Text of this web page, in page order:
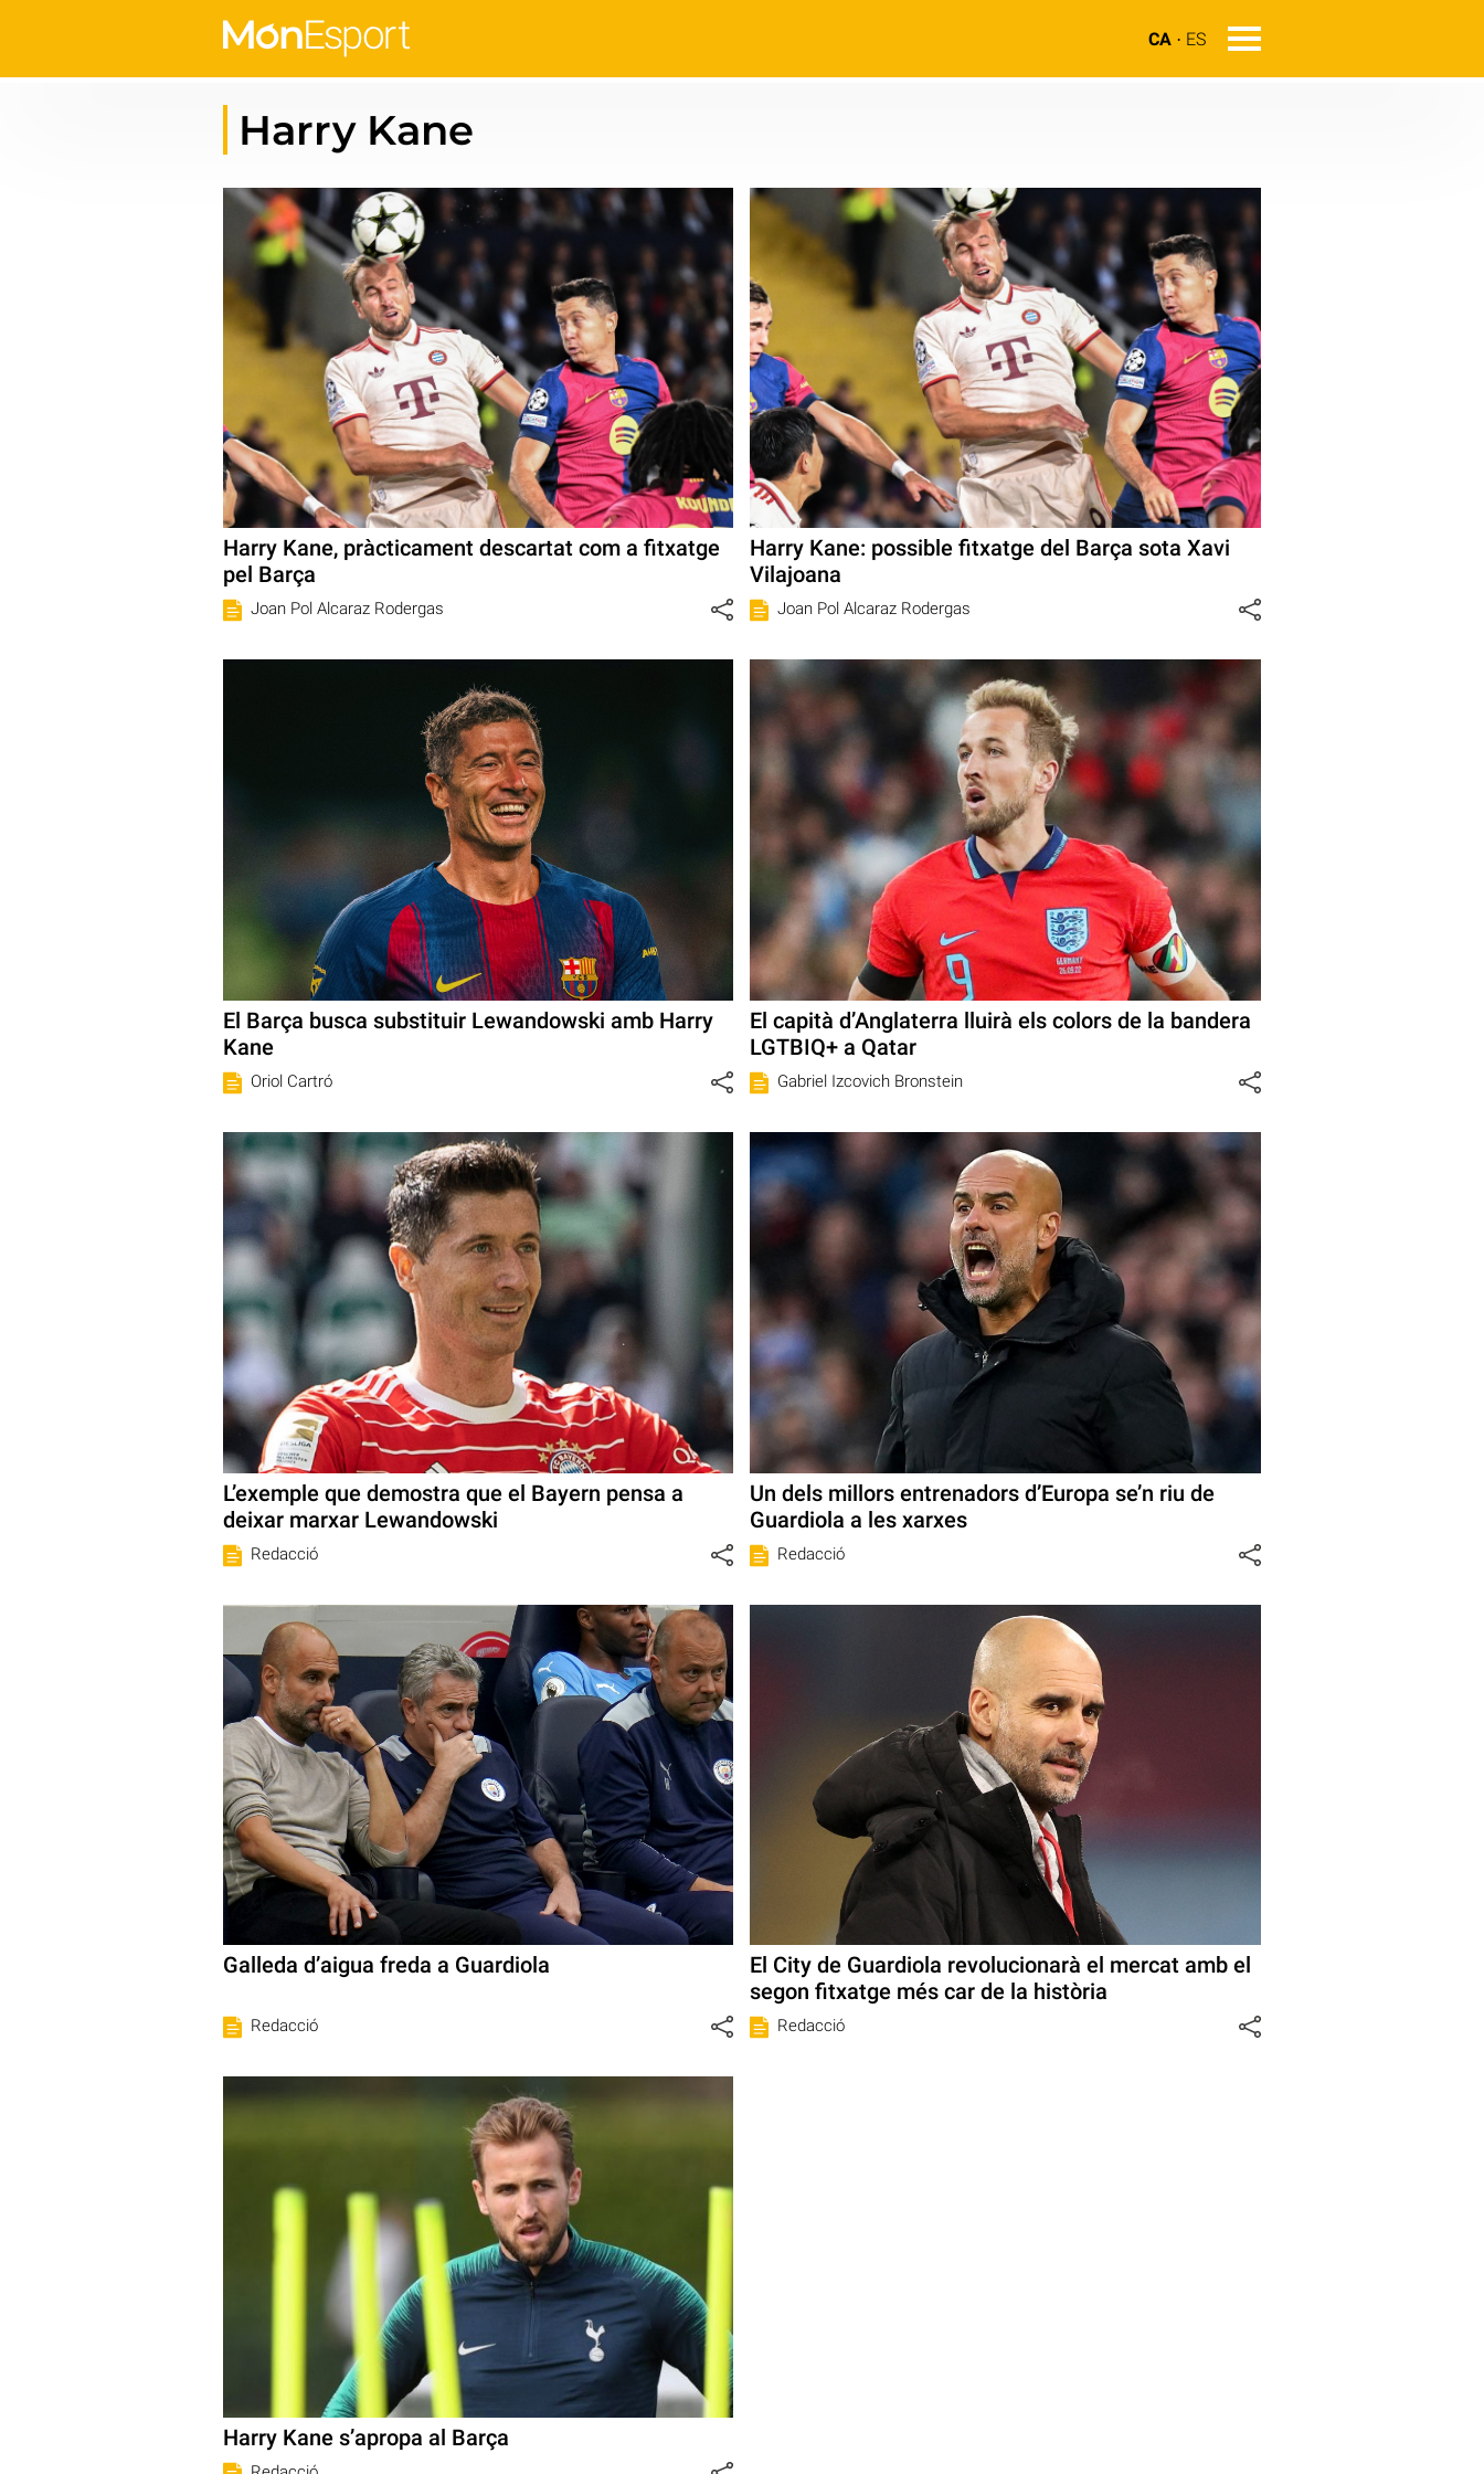
CA ES
Harry Kane
Harry Kane, pràcticament descartat com a fitxatge
pel Barça
Joan Pol Alcaraz Rodergas
Harry Kane: possible fitxatge del Barça sota Xavi
Vilajoana
Joan Pol Alcaraz Rodergas
El Barça busca substituir Lewandowski amb Harry
Kane
Oriol Cartró
El capità d’Anglaterra lluirà els colors de la bandera
LGTBIQ+ a Qatar
Gabriel Izcovich Bronstein
L’exemple que demostra que el Bayern pensa a
deixar marxar Lewandowski
Redacció
Un dels millors entrenadors d’Europa se’n riu de
Guardiola a les xarxes
Redacció
Galleda d’aigua freda a Guardiola
Redacció
El City de Guardiola revolucionarà el mercat amb el
segon fitxatge més car de la història
Redacció
Harry Kane s’apropa al Barça